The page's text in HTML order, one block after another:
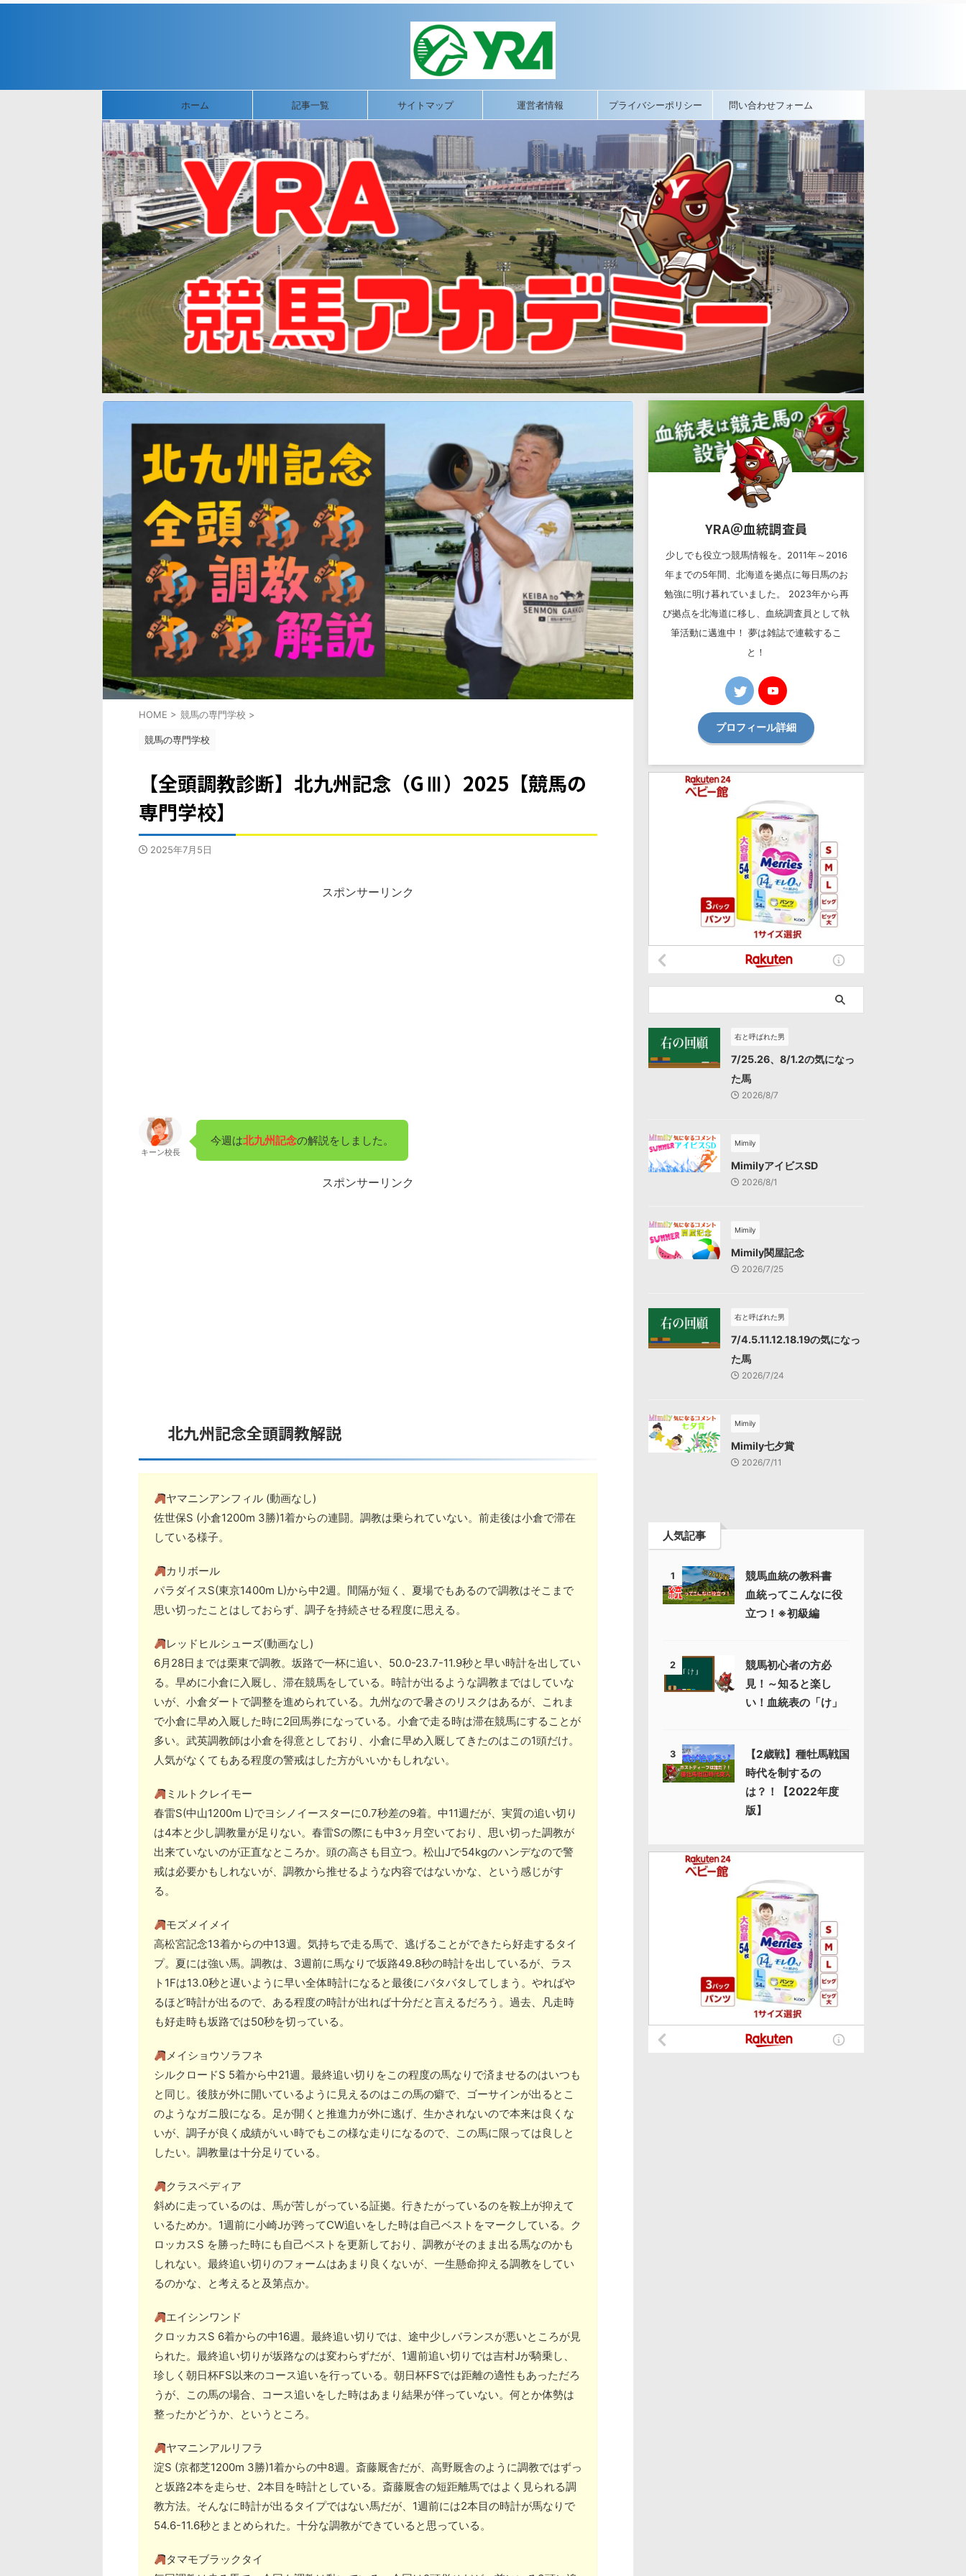
ホーム 記事一覧 サイトマップ 運営者情報 プライバシーポリシー 問い合わせフォーム
HOME > 競馬の専門学校 >
競馬の専門学校
【全頭調教診断】北九州記念（GⅢ）2025【競馬の
専門学校】
2025年7月5日
スポンサーリンク
キーン校長
今週は北九州記念の解説をしました。
スポンサーリンク
北九州記念全頭調教解説
ヤマニンアンフィル (動画なし)
佐世保S (小倉1200m 3勝)1着からの連闘。調教は乗られていない。前走後は小倉で滞在
している様子。
カリボール
パラダイスS(東京1400m L)から中2週。間隔が短く、夏場でもあるので調教はそこまで
思い切ったことはしておらず、調子を持続させる程度に思える。
レッドヒルシューズ(動画なし)
6月28日までは栗東で調教。坂路で一杯に追い、50.0-23.7-11.9秒と早い時計を出してい
る。早めに小倉に入厩し、滞在競馬をしている。時計が出るような調教まではしていな
いが、小倉ダートで調整を進められている。九州なので暑さのリスクはあるが、これま
で小倉に早め入厩した時に2回馬券になっている。小倉で走る時は滞在競馬にすることが
多い。武英調教師は小倉を得意としており、小倉に早め入厩してきたのはこの1頭だけ。
人気がなくてもある程度の警戒はした方がいいかもしれない。
ミルトクレイモー
春雷S(中山1200m L)でヨシノイースターに0.7秒差の9着。中11週だが、実質の追い切り
は4本と少し調教量が足りない。春雷Sの際にも中3ヶ月空いており、思い切った調教が
出来ていないのが正直なところか。頭の高さも目立つ。松山Jで54kgのハンデなので警
戒は必要かもしれないが、調教から推せるような内容ではないかな、という感じがす
る。
モズメイメイ
高松宮記念13着からの中13週。気持ちで走る馬で、逃げることができたら好走するタイ
プ。夏には強い馬。調教は、3週前に馬なりで坂路49.8秒の時計を出しているが、ラス
ト1Fは13.0秒と遅いように早い全体時計になると最後にバタバタしてしまう。やればや
るほど時計が出るので、ある程度の時計が出れば十分だと言えるだろう。過去、凡走時
も好走時も坂路では50秒を切っている。
メイショウソラフネ
シルクロードS 5着から中21週。最終追い切りをこの程度の馬なりで済ませるのはいつも
と同じ。後肢が外に開いているように見えるのはこの馬の癖で、ゴーサインが出るとこ
のようなガニ股になる。足が開くと推進力が外に逃げ、生かされないので本来は良くな
いが、調子が良く成績がいい時でもこの様な走りになるので、この馬に限っては良しと
したい。調教量は十分足りている。
クラスペディア
斜めに走っているのは、馬が苦しがっている証拠。行きたがっているのを鞍上が抑えて
いるためか。1週前に小崎Jが跨ってCW追いをした時は自己ベストをマークしている。ク
ロッカスS を勝った時にも自己ベストを更新しており、調教がそのまま出る馬なのかも
しれない。最終追い切りのフォームはあまり良くないが、一生懸命抑える調教をしてい
るのかな、と考えると及第点か。
エイシンワンド
クロッカスS 6着からの中16週。最終追い切りでは、途中少しバランスが悪いところが見
られた。最終追い切りが坂路なのは変わらずだが、1週前追い切りでは吉村Jが騎乗し、
珍しく朝日杯FS以来のコース追いを行っている。朝日杯FSでは距離の適性もあっただろ
うが、この馬の場合、コース追いをした時はあまり結果が伴っていない。何とか体勢は
整ったかどうか、というところ。
ヤマニンアルリフラ
淀S (京都芝1200m 3勝)1着からの中8週。斎藤厩舎だが、高野厩舎のように調教ではずっ
と坂路2本を走らせ、2本目を時計としている。斎藤厩舎の短距離馬ではよく見られる調
教方法。そんなに時計が出るタイプではない馬だが、1週前には2本目の時計が馬なりで
54.6-11.6秒とまとめられた。十分な調教ができていると思っている。
タマモブラックタイ
YRA＠血統調査員
少しでも役立つ競馬情報を。2011年～2016
年までの5年間、北海道を拠点に毎日馬のお
勉強に明け暮れていました。 2023年から再
び拠点を北海道に移し、血統調査員として執
筆活動に邁進中！ 夢は雑誌で連載するこ
と！
プロフィール詳細
右と呼ばれた男
7/25.26、8/1.2の気になっ
た馬
2026/8/7
Mimily
MimilyアイビスSD
2026/8/1
Mimily
Mimily関屋記念
2026/7/25
右と呼ばれた男
7/4.5.11.12.18.19の気になっ
た馬
2026/7/24
Mimily
Mimily七夕賞
2026/7/11
人気記事
1
競馬血統の教科書
血統ってこんなに役
立つ！※初級編
2
競馬初心者の方必
見！～知ると楽し
い！血統表の「け」
3
【2歳戦】種牡馬戦国
時代を制するの
は？！【2022年度
版】